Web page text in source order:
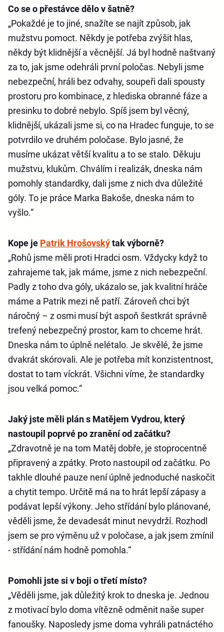
Co se o přestávce dělo v šatně?
„Pokaždé je to jiné, snažíte se najít způsob, jak
mužstvu pomoct. Někdy je potřeba zvýšit hlas,
někdy být klidnější a věcnější. Já byl hodně naštvaný
za to, jak jsme odehráli první poločas. Nebyli jsme
nebezpeční, hráli bez odvahy, soupeři dali spousty
prostoru pro kombinace, z hlediska obranné fáze a
presinku to dobré nebylo. Spíš jsem byl věcný,
klidnější, ukázali jsme si, co na Hradec funguje, to se
potvrdilo ve druhém poločase. Bylo jasné, že
musíme ukázat větší kvalitu a to se stalo. Děkuju
mužstvu, klukům. Chválím i realizák, dneska nám
pomohly standardky, dali jsme z nich dva důležité
góly. To je práce Marka Bakoše, dneska nám to
vyšlo.“
Kope je Patrik Hrošovskýtak výborně?
„Rohů jsme měli proti Hradci osm. Vždycky když to
zahrajeme tak, jak máme, jsme z nich nebezpeční.
Padly z toho dva góly, ukázalo se, jak kvalitní hráče
máme a Patrik mezi ně patří. Zároveň chci být
náročný – z osmi musí být aspoň šestkrát správně
trefený nebezpečný prostor, kam to chceme hrát.
Dneska nám to úplně nelétalo. Je skvělé, že jsme
dvakrát skórovali. Ale je potřeba mít konzistentnost,
dostat to tam víckrát. Všichni víme, že standardky
jsou velká pomoc.“
Jaký jste měli plán s Matějem Vydrou, který
nastoupil poprvé po zranění od začátku?
„Zdravotně je na tom Matěj dobře, je stoprocentně
připravený a zpátky. Proto nastoupil od začátku. Po
takhle dlouhé pauze není úplně jednoduché naskočit
a chytit tempo. Určitě má na to hrát lepší zápasy a
podávat lepší výkony. Jeho střídání bylo plánované,
věděli jsme, že devadesát minut nevydrží. Rozhodl
jsem se pro výměnu už v poločase, a jak jsem zmínil
- střídání nám hodně pomohla.“
Pomohli jste si v boji o třetí místo?
„Věděli jsme, jak důležitý krok to dneska je. Jednou
z motivací bylo doma vítězně odměnit naše super
fanoušky. Naposledy jsme doma vyhráli patnáctého